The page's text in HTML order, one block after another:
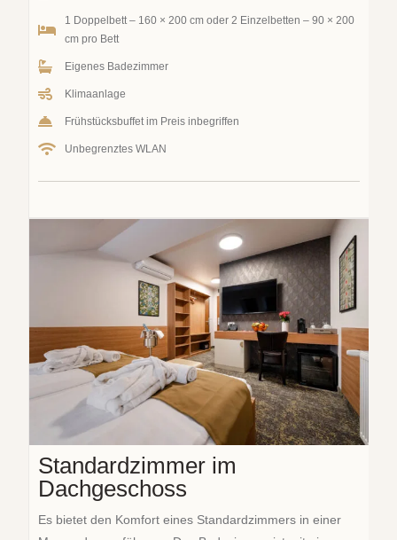
1 Doppelbett – 160 × 200 cm oder 2 Einzelbetten – 90 × 200
cm pro Bett
Eigenes Badezimmer
Klimaanlage
Frühstücksbuffet im Preis inbegriffen
Unbegrenztes WLAN
Standardzimmer im
Dachgeschoss
Es bietet den Komfort eines Standardzimmers in einer